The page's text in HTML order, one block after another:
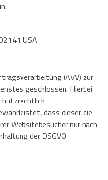
USA
(AVV) zur
geschlossen. Hierbei
dass dieser die
Websitebesucher nur nach
der DSGVO